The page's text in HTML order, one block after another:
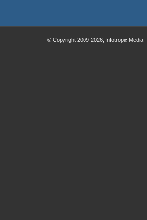
© Copyright 2009-2026, Infotropic Media -